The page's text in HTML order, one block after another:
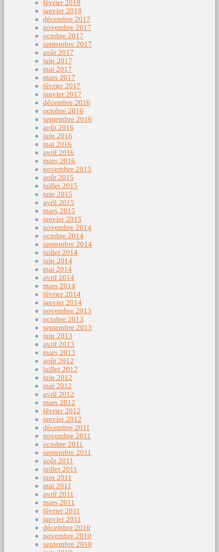
février 2018
janvier 2018
décembre 2017
novembre 2017
octobre 2017
septembre 2017
août 2017
juin 2017
mai 2017
mars 2017
février 2017
janvier 2017
décembre 2016
octobre 2016
septembre 2016
août 2016
juin 2016
mai 2016
avril 2016
mars 2016
novembre 2015
août 2015
juillet 2015
juin 2015
avril 2015
mars 2015
janvier 2015
novembre 2014
octobre 2014
septembre 2014
juillet 2014
juin 2014
mai 2014
avril 2014
mars 2014
février 2014
janvier 2014
novembre 2013
octobre 2013
septembre 2013
juin 2013
avril 2013
mars 2013
août 2012
juillet 2012
juin 2012
mai 2012
avril 2012
mars 2012
février 2012
janvier 2012
décembre 2011
novembre 2011
octobre 2011
septembre 2011
août 2011
juillet 2011
juin 2011
mai 2011
avril 2011
mars 2011
février 2011
janvier 2011
décembre 2010
novembre 2010
septembre 2010